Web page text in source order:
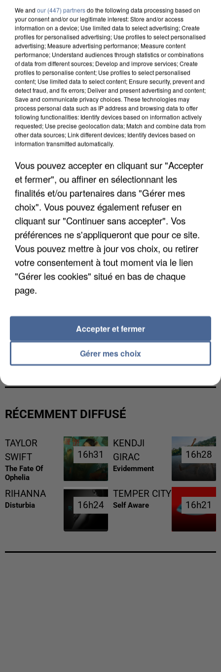
APRÈS TOUTES CES CANICULES, LES REFUGES
DE FAUNE SAUVAGE SONT...
L’UN DES FONDATEURS SUPPOSÉS DE LA DZ
MAFIA INTERPELLÉ EN ALGÉRIE
RÉCEMMENT DIFFUSÉ
TAYLOR
SWIFT
The Fate Of
Ophelia
16h31
16h31
KENDJI
GIRAC
Evidemment
16h28
16h28
RIHANNA
Disturbia 16h24
16h24
TEMPER CITY
Self Aware 16h21
16h21
We and our (447) partnersdo the following data processing based on
your consent and/or our legitimate interest: Store and/or access
information on a device; Use limited data to select advertising; Create
profiles for personalised advertising; Use profiles to select personalised
advertising; Measure advertising performance; Measure content
performance; Understand audiences through statistics or combinations
of data from different sources; Develop and improve services; Create
profiles to personalise content; Use profiles to select personalised
content; Use limited data to select content; Ensure security, prevent and
detect fraud, and fix errors; Deliver and present advertising and content;
Save and communicate privacy choices. These technologies may
process personal data such as IP address and browsing data to offer
following functionalities: Identify devices based on information actively
requested; Use precise geolocation data; Match and combine data from
other data sources; Link different devices; Identify devices based on
information transmitted automatically.
Vous pouvez accepter en cliquant sur "Accepter
et fermer", ou affiner en sélectionnant les
finalités et/ou partenaires dans "Gérer mes
choix". Vous pouvez également refuser en
cliquant sur "Continuer sans accepter". Vos
préférences ne s'appliqueront que pour ce site.
Vous pouvez mettre à jour vos choix, ou retirer
votre consentement à tout moment via le lien
"Gérer les cookies" situé en bas de chaque
page.
Gérer mes choix
Accepter et fermer